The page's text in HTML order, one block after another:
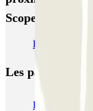
Scoperto
Parkings à
Les parkings les
Parking Paris